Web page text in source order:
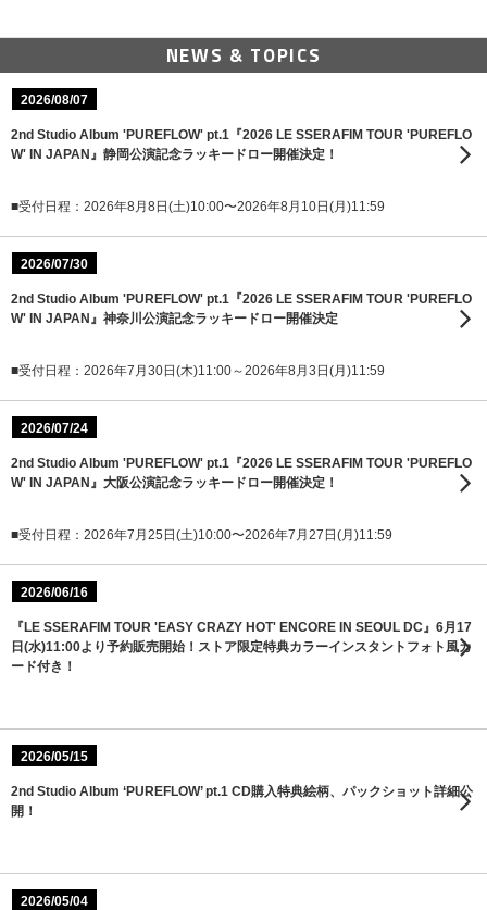
NEWS & TOPICS
2026/08/07
2nd Studio Album 'PUREFLOW' pt.1『2026 LE SSERAFIM TOUR 'PUREFLO
W' IN JAPAN』静岡公演記念ラッキードロー開催決定！
■受付日程：2026年8月8日(土)10:00〜2026年8月10日(月)11:59
2026/07/30
2nd Studio Album 'PUREFLOW' pt.1『2026 LE SSERAFIM TOUR 'PUREFLO
W' IN JAPAN』神奈川公演記念ラッキードロー開催決定
■受付日程：2026年7月30日(木)11:00～2026年8月3日(月)11:59
2026/07/24
2nd Studio Album 'PUREFLOW' pt.1『2026 LE SSERAFIM TOUR 'PUREFLO
W' IN JAPAN』大阪公演記念ラッキードロー開催決定！
■受付日程：2026年7月25日(土)10:00〜2026年7月27日(月)11:59
2026/06/16
『LE SSERAFIM TOUR 'EASY CRAZY HOT' ENCORE IN SEOUL DC』6月17
日(水)11:00より予約販売開始！ストア限定特典カラーインスタントフォト風カ
ード付き！
2026/05/15
2nd Studio Album ‘PUREFLOW’ pt.1 CD購入特典絵柄、パックショット詳細公
開！
2026/05/04